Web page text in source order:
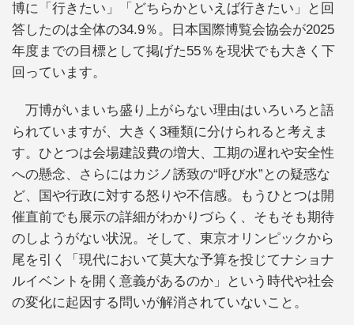
博に「行きたい」「どちらかといえば行きたい」と回
答したのは全体の34.9％。日本国際博覧会協会が2025
年度までの目標として掲げた55％を現状でも大きく下
回っています。
万博がいまいち盛り上がらない理由はいろいろと語
られていますが、大きく3種類に分けられると考えま
す。ひとつは会場建設費の増大、工期の遅れや安全性
への懸念、さらにはカジノ誘致の“呼び水”との疑惑な
ど、国や行政に対する怒りや不信感。もうひとつは開
催直前でも展示の詳細がわかりづらく、そもそも期待
のしようがない状況。そして、東京オリンピックから
尾を引く「現代において莫大な予算を投じてナショナ
ルイベントを開く意義があるのか」という時代や社会
の変化に起因する問いが解消されていないこと。